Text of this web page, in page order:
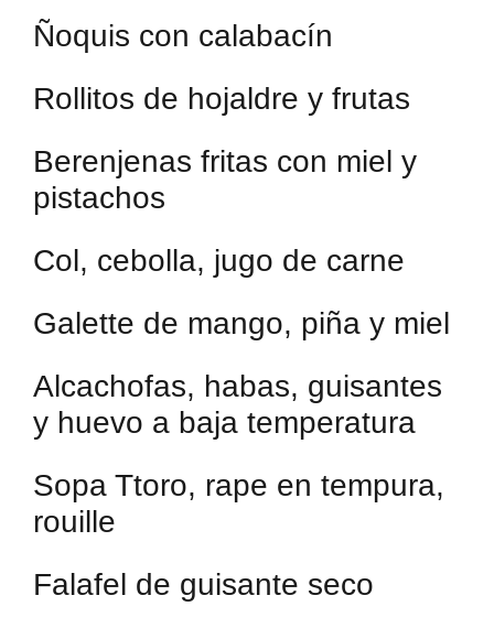
Ñoquis con calabacín
Rollitos de hojaldre y frutas
Berenjenas fritas con miel y
pistachos
Col, cebolla, jugo de carne
Galette de mango, piña y miel
Alcachofas, habas, guisantes
y huevo a baja temperatura
Sopa Ttoro, rape en tempura,
rouille
Falafel de guisante seco